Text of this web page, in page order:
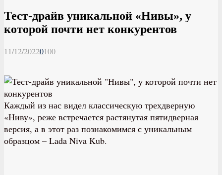
Тест-драйв уникальной «Нивы», у
которой почти нет конкурентов
11/12/20220100
Каждый из нас видел классическую трехдверную
«Ниву», реже встречается растянутая пятидверная
версия, а в этот раз познакомимся с уникальным
образцом – Lada Niva Kub.